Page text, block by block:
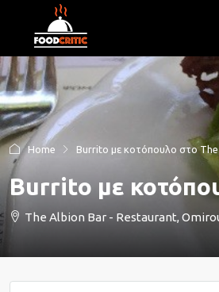
Home Burrito με κοτόπουλο στο
Burrito με
The Albion Bar - Restaurant,